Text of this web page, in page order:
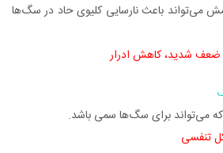
می‌تواند باعث نارسایی کلیوی حاد در سگ‌ها
ضعف شدید، کاهش ادرار
می‌تواند برای سگ‌ها سمی باشد.
تنفسی